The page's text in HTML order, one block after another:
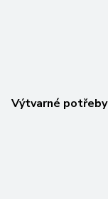
Výtvarné potřeby